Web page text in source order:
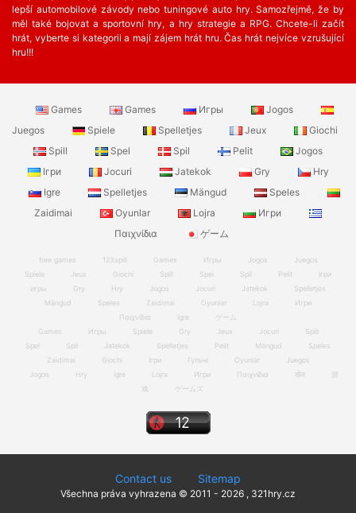
lepší automobilové závody nebo tuningové auto hry. Samozřejmě, že by
měl také bojovat a sportovní hry, a hry strategie a RPG. Chcete-li začít
hrát, vyberte si kategorii a mají zájem hrát hru. Čas hrát nejvíce vzrušující
hru!!!
Games Games Игры
Jogos
Juegos
Spiele Spelletjes Jeux
Giochi
Spill
Spel Spil Pelit
Jogos
Ігри
Jocuri Jatekok Gry
Hry
Igre
Spelletjes Mängud
Speles
Zaidimai
Oyunlar Lojra
Игри
Παιχνίδια
ゲーム
free games 123spill Games Игры Jogos
Juegos
Spiele
Jeux Giochi Spill Spel Spil Pelit
Ігри
игры
Gry Hry Jogos Jocuri Jatekok
Spelletjes
Mängud
Speles Zaidimai Oyunlar Lojra
Игри
Παιχνίδια
Igre
ゲーム
Games
Игры Spiele Gry Jeux Jocuri
Spill
Spel
Spil Jatekok Spelletjes Pelit Mängud
Speles
Zaidimai
Giochi Ігри Гульні Oyunlar
Juegos
Jogos
Hry Igre Lojra Игри Παιχνίδια खेल
游
戏
ゲームズ
Contact us Sitemap
Všechna práva vyhrazena © 2011 - 2026 , 321hry.cz